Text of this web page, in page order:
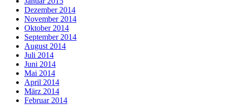
Dezember 2014
November 2014
Oktober 2014
September 2014
August 2014
Juli 2014
Juni 2014
Mai 2014
April 2014
März 2014
Februar 2014